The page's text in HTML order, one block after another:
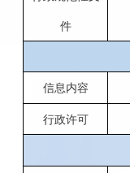
件
信息内容
行政许可